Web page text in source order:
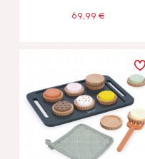
69,99 €